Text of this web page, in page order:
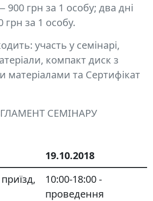
900 грн за 1 особу; два дні
грн за 1 особу.
участь у семінарі,
компакт диск з
матеріалами та Сертифікат
СЕМІНАРУ
19.10.2018
10:00-18:00 -
проведення